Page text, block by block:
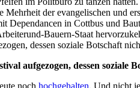
Mehrheit der evangelischen und
Dependancen in Cottbus und
Bauern-Staat
dessen soziale Botschaft
aufgezogen, dessen